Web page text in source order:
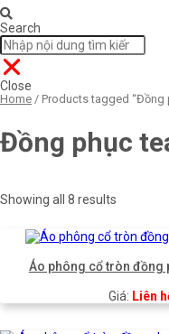
Search
Close
Home / Products tagged “Đồng
Đồng phục
Showing all 8 results
Áo phông cổ tròn đồng
Giá: Liên